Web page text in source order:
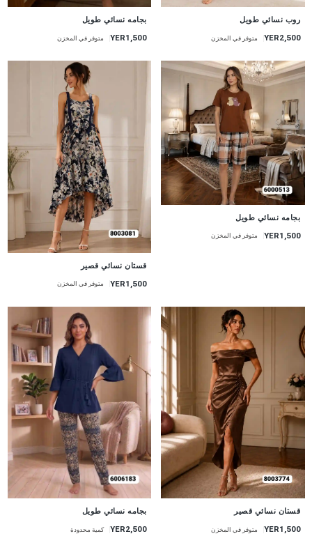
روب نسائي طويل
YER2,500 متوفر في المخزن
جديد
بجامه نسائي طويل
YER1,500 متوفر في المخزن
بجامه نسائي طويل
YER1,500 متوفر في المخزن
قستان نسائي قصير
YER1,500 متوفر في المخزن
قستان نسائي قصير
YER1,500 متوفر في المخزن
بجامه نسائي طويل
YER2,500 كمية محدودة